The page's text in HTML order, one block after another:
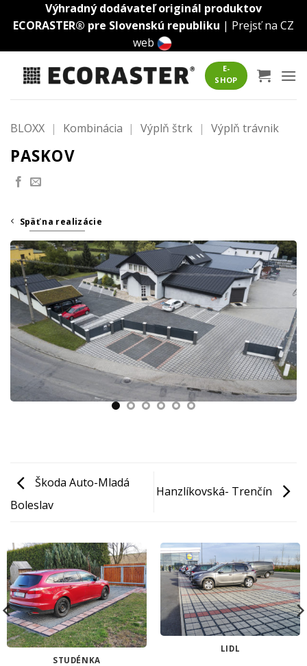
Výhradný dodávateľ originál produktov
ECORASTER® pre Slovenskú republiku | Prejsť na CZ
web
E-
SHOP
BLOXX | Kombinácia | Výplň štrk | Výplň trávnik
PASKOV
Späť na realizácie
Škoda Auto-Mladá
Boleslav
Hanzlíkovská- Trenčín
STUDÉNKA
LIDL